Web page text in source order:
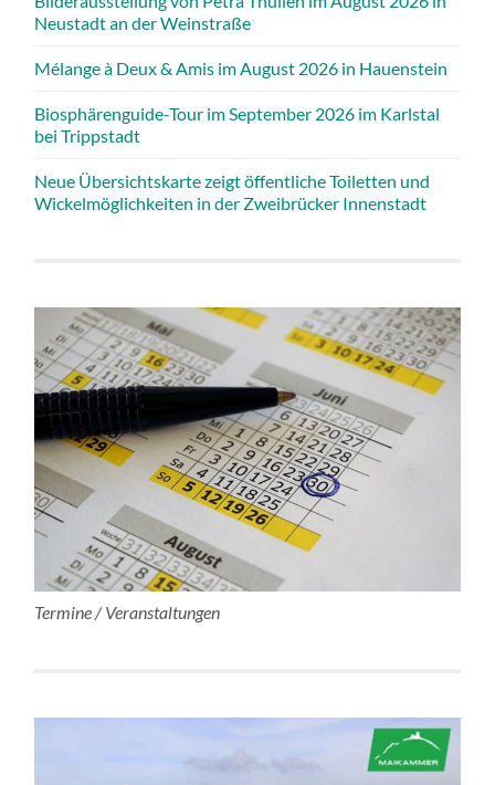
Neustadt an der Weinstraße
Mélange à Deux & Amis im August 2026 in Hauenstein
Biosphärenguide-Tour im September 2026 im Karlstal
bei Trippstadt
Neue Übersichtskarte zeigt öffentliche Toiletten und
Wickelmöglichkeiten in der Zweibrücker Innenstadt
Termine / Veranstaltungen